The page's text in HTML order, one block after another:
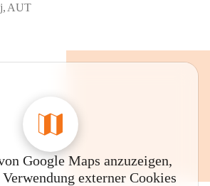
AUT
Google Maps anzuzeigen,
externer Cookies